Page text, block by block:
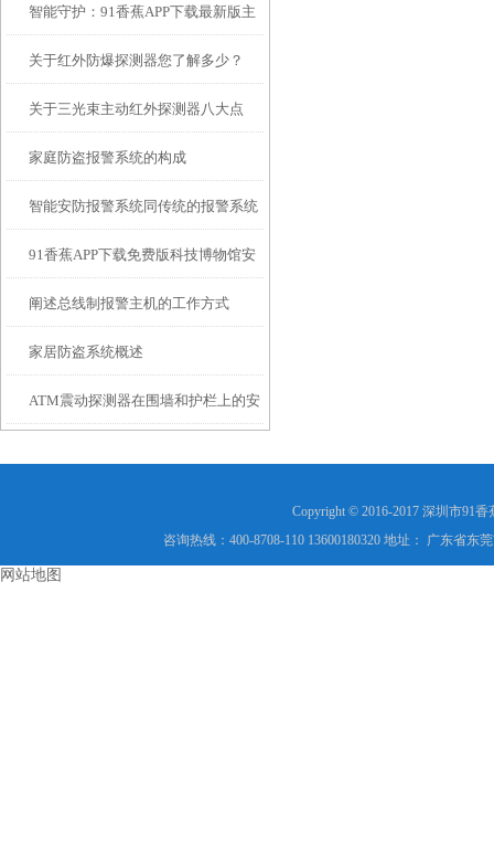
心关键部件
智能守护：91香蕉APP下载最新版主
机的安心之选
关于红外防爆探测器您了解多少？
关于三光束主动红外探测器八大点
家庭防盗报警系统的构成
智能安防报警系统同传统的报警系统
相比有哪些不同呢?
91香蕉APP下载免费版科技博物馆安
防解决方案
阐述总线制报警主机的工作方式
家居防盗系统概述
ATM震动探测器在围墙和护栏上的安
Copyright © 2016-2017 深圳市91
咨询热线：400-8708-110 13600180320 地址： 广东省东
网站地图